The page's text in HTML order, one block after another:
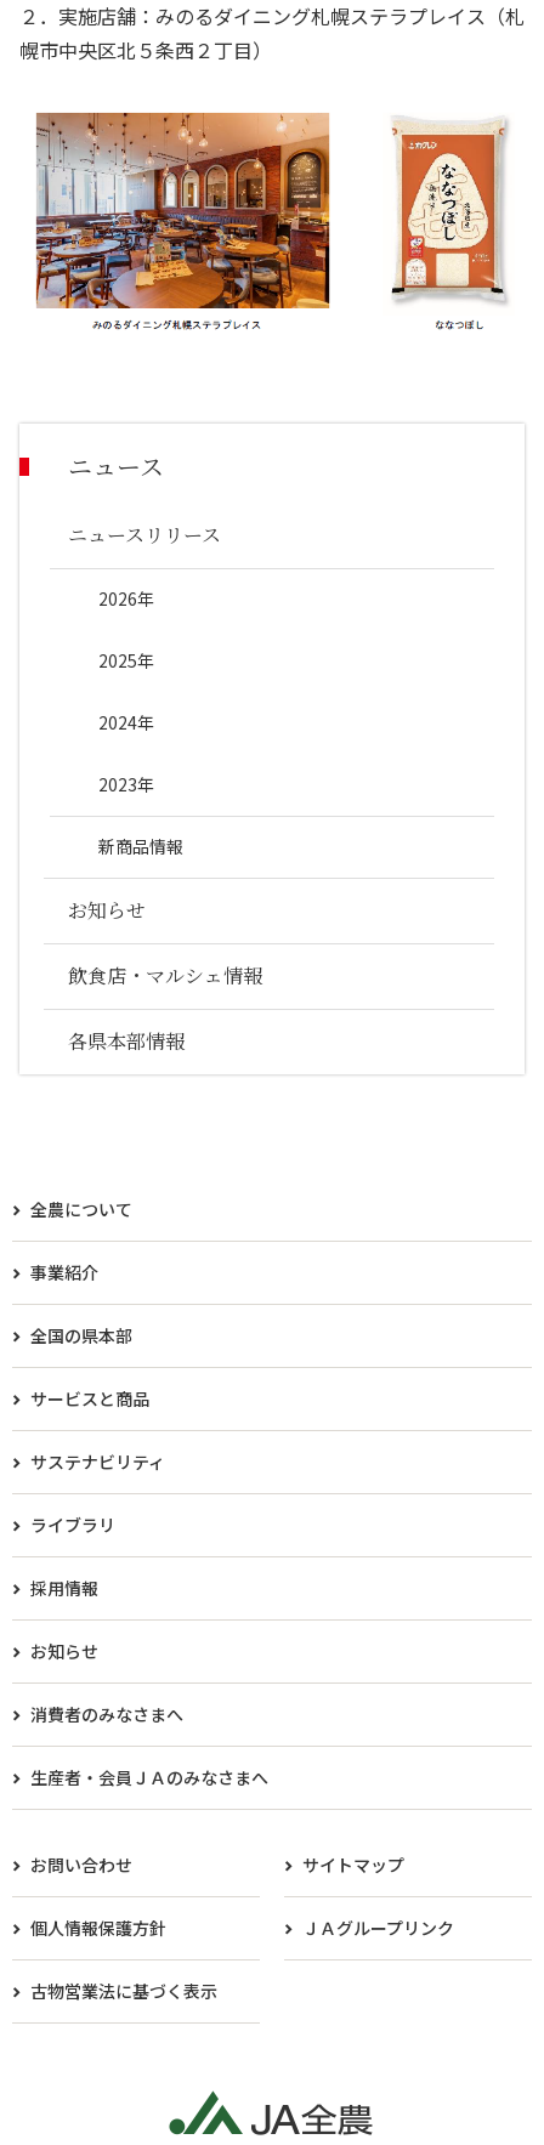
２．実施店舗：みのるダイニング札幌ステラプレイス（札
幌市中央区北５条西２丁目）
ニュース
ニュースリリース
2026年
2025年
2024年
2023年
新商品情報
お知らせ
飲食店・マルシェ情報
各県本部情報
全農について
事業紹介
全国の県本部
サービスと商品
サステナビリティ
ライブラリ
採用情報
お知らせ
消費者のみなさまへ
生産者・会員ＪＡのみなさまへ​
お問い合わせ サイトマップ
個人情報保護方針 ＪＡグループリンク
古物営業法に基づく表示